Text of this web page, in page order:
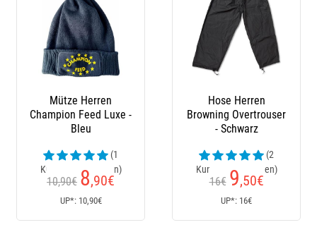
Overtrouser
(2
€
(23
Kundenrezensionen)